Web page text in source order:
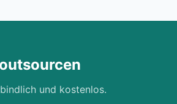
outsourcen
und kostenlos.